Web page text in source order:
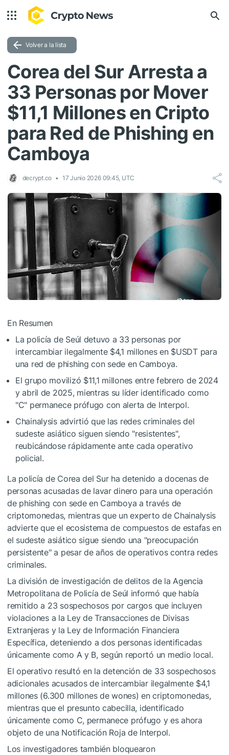
Volver a la lista
Corea del Sur Arresta a
33 Personas por Mover
$11,1 Millones en Cripto
para Red de Phishing en
Camboya
decrypt.co 17 Junio 2026 09:45, UTC
En Resumen
La policía de Seúl detuvo a 33 personas por
intercambiar ilegalmente $4,1 millones en $USDTpara
una red de phishing con sede en Camboya.
El grupo movilizó $11,1 millones entre febrero de 2024
y abril de 2025, mientras su líder identificado como
"C" permanece prófugo con alerta de Interpol.
Chainalysis advirtió que las redes criminales del
sudeste asiático siguen siendo "resistentes",
reubicándose rápidamente ante cada operativo
policial.
La policía de Corea del Sur ha detenido a docenas de
personas acusadas de lavar dinero para una operación
de phishing con sede en Camboya a través de
criptomonedas, mientras que un experto de Chainalysis
advierte que el ecosistema de compuestos de estafas en
el sudeste asiático sigue siendo una "preocupación
persistente" a pesar de años de operativos contra redes
criminales.
La división de investigación de delitos de la Agencia
Metropolitana de Policía de Seúl informó que había
remitido a 23 sospechosos por cargos que incluyen
violaciones a la Ley de Transacciones de Divisas
Extranjeras y la Ley de Información Financiera
Específica, deteniendo a dos personas identificadas
únicamente como A y B, según reportó un medio local.
El operativo resultó en la detención de 33 sospechosos
adicionales acusados de intercambiar ilegalmente $4,1
millones (6.300 millones de wones) en criptomonedas,
mientras que el presunto cabecilla, identificado
únicamente como C, permanece prófugo y es ahora
objeto de una Notificación Roja de Interpol.
Los investigadores también bloquearon